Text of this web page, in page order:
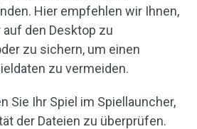
Hier empfehlen wir Ihnen,
auf den Desktop zu
zu sichern, um einen
zu vermeiden.
Sie Ihr Spiel im Spiellauncher,
der Dateien zu überprüfen.